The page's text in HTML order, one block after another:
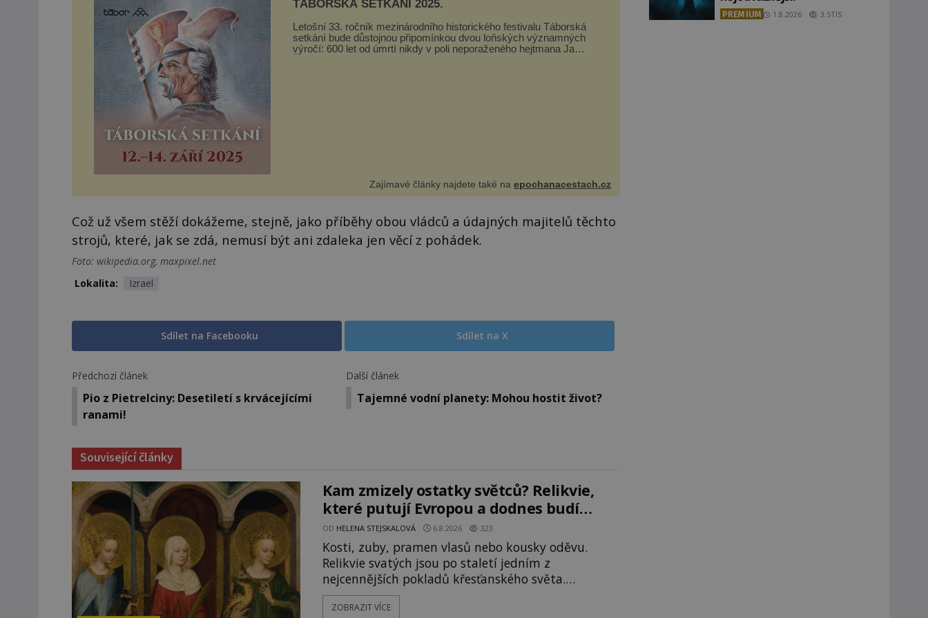
TÁBORSKÁ SETKÁNÍ 2025.
Letošní 33. ročník mezinárodního historického festivalu Táborská
setkání bude důstojnou připomínkou dvou loňských významných
výročí: 600 let od úmrtí nikdy v poli neporaženého hejtmana Jana
Zajímavé články najdete také naepochanacestach.cz
Což už všem stěží dokážeme, stejně, jako příběhy obou vládců a údajných majitelů těchto
strojů, které, jak se zdá, nemusí být ani zdaleka jen věcí z pohádek.
Foto: wikipedia.org, maxpixel.net
Lokalita:
Izrael
Sdílet na Facebooku Sdílet na X
Předchozí článek
Pio z Pietrelciny: Desetiletí s krvácejícími
ranami!
Další článek
Tajemné vodní planety: Mohou hostit život?
Související články
Kam zmizely ostatky světců? Relikvie,
které putují Evropou a dodnes budí
úžas
OD HELENA STEJSKALOVÁ 6.8.2026 323
Kosti, zuby, pramen vlasů nebo kousky oděvu.
Relikvie svatých jsou po staletí jedním z
nejcennějších pokladů křesťanského světa.
Některé mají pečlivě doloženou historii, jiné
provází záhady, krádeže i nečekané objevy. Jejich
ZOBRAZIT VÍCE
PREMIUM 1.8.2026 3.5TIS